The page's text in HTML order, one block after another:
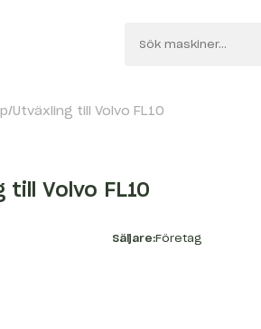
Utväxling till Volvo FL10
till Volvo FL10
Säljare:Företag